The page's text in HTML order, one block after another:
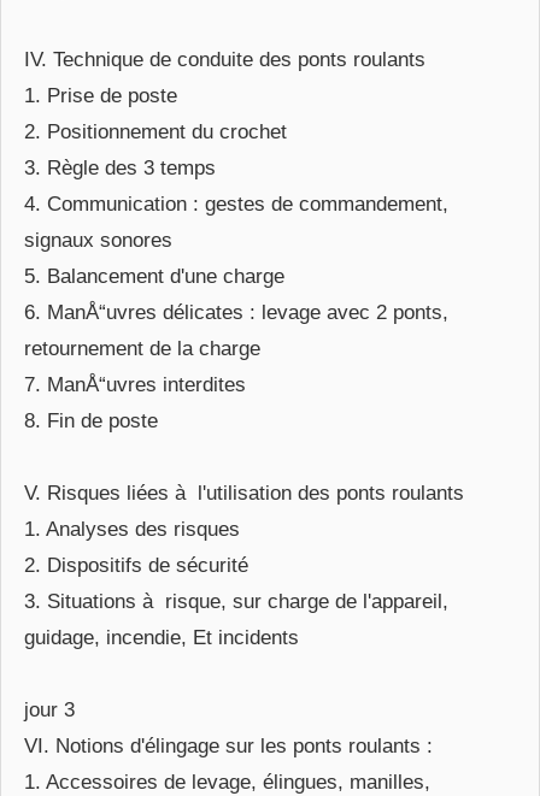
IV. Technique de conduite des ponts roulants
1. Prise de poste
2. Positionnement du crochet
3. Règle des 3 temps
4. Communication : gestes de commandement,
signaux sonores
5. Balancement d'une charge
6. ManÅ“uvres délicates : levage avec 2 ponts,
retournement de la charge
7. ManÅ“uvres interdites
8. Fin de poste
V. Risques liées à l'utilisation des ponts roulants
1. Analyses des risques
2. Dispositifs de sécurité
3. Situations à risque, sur charge de l'appareil,
guidage, incendie, Et incidents
jour 3
VI. Notions d'élingage sur les ponts roulants :
1. Accessoires de levage, élingues, manilles,